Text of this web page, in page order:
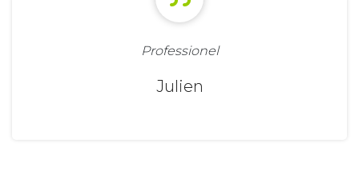
Professionel
Julien